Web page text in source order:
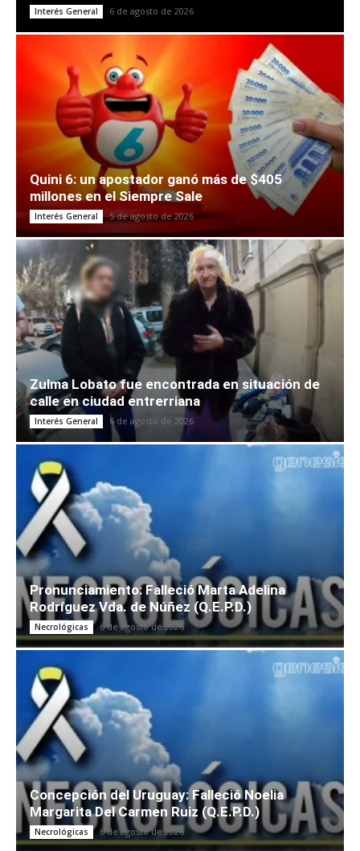
Interés General 6 de agosto de 2026
Quini 6: un apostador ganó más de $405
millones en el Siempre Sale
Interés General 5 de agosto de 2026
Zulma Lobato fue encontrada en situación de
calle en ciudad entrerriana
Interés General 6 de agosto de 2026
Pronunciamiento: Falleció Marta Adelina
Rodríguez Vda. de Núñez (Q.E.P.D.)
Necrológicas 6 de agosto de 2026
Concepción del Uruguay: Falleció Noelia
Margarita Del Carmen Ruiz (Q.E.P.D.)
Necrológicas 6 de agosto de 2026